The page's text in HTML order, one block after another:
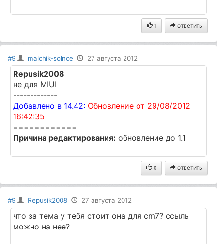
1 ответить
#9 malchik-solnce 27 августа 2012
Repusik2008
не для MIUI
-------------
Добавлено в 14.42: Обновление от 29/08/2012
16:42:35
============
Причина редактирования: обновление до 1.1
0 ответить
#9 Repusik2008 27 августа 2012
что за тема у тебя стоит она для cm7? ссыль
можно на нее?